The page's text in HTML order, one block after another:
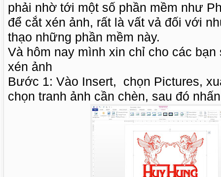
phải nhờ tới một số phần mềm như
để cắt xén ảnh, rất là vất vả đối với
thạo những phần mềm này.
Và hôm nay mình xin chỉ cho các
xén ảnh
Bước 1: Vào Insert, chọn Pictures,
chọn tranh ảnh cần chèn, sau đó